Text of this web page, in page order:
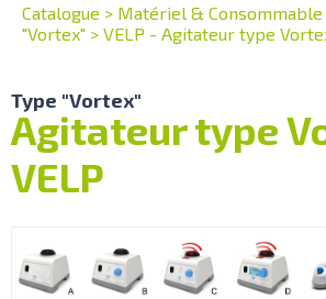
Catalogue > Matériel & Consommable
"Vortex" > VELP - Agitateur type
Type "Vortex"
Agitateur type
VELP